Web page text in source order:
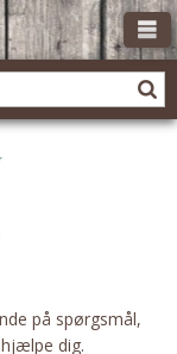
på spørgsmål,
dig.